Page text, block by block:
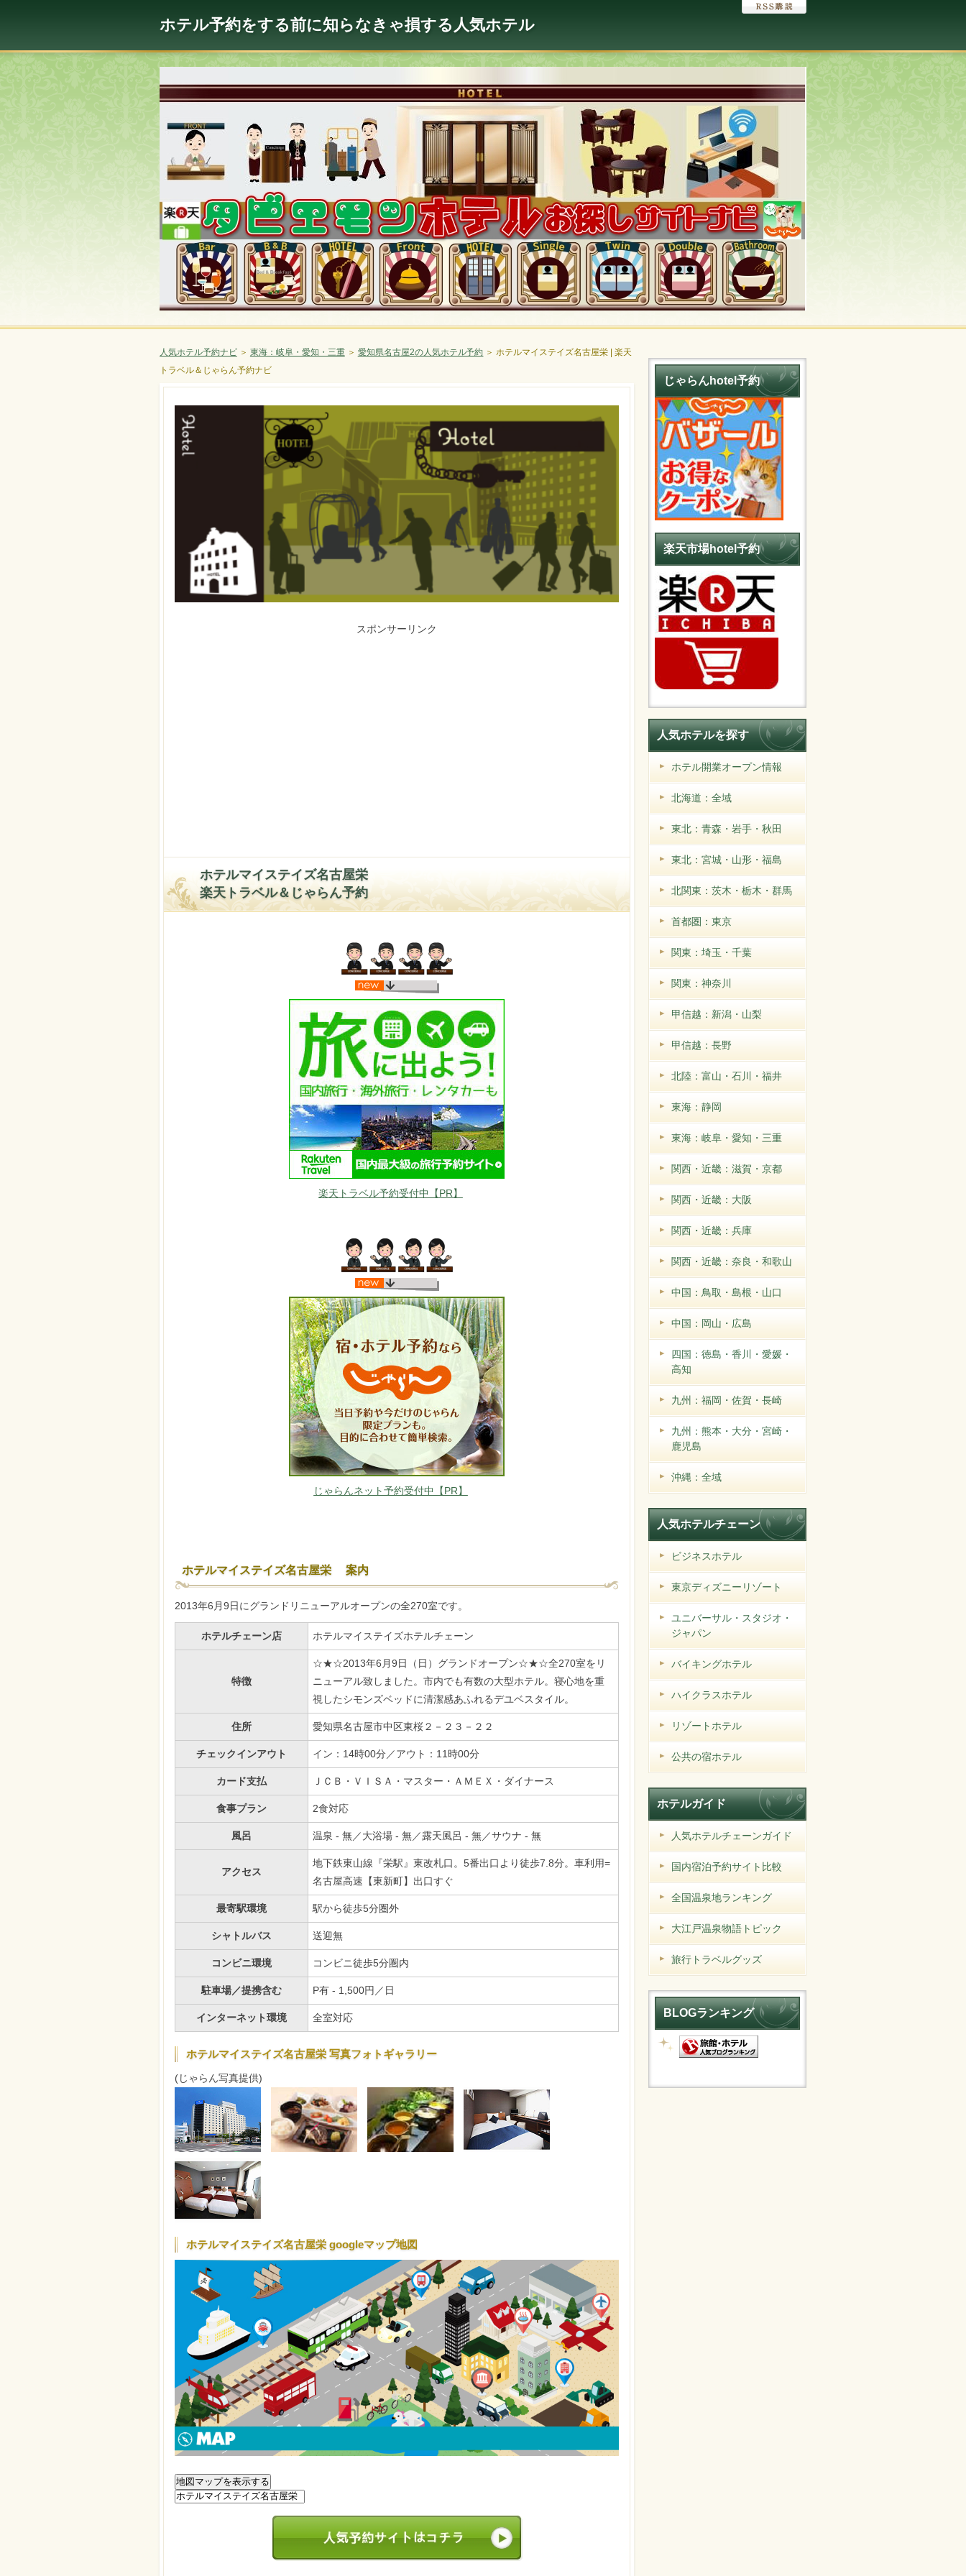
ホテル予約をする前に知らなきゃ損する人気ホテル
人気ホテル予約ナビ＞ 東海：岐阜・愛知・三重＞ 愛知県名古屋2の人気ホテル予約 ＞ホテルマイステイズ名古屋栄 | 楽天
トラベル＆じゃらん予約ナビ
スポンサーリンク
ホテルマイステイズ名古屋栄
楽天トラベル＆じゃらん予約
楽天トラベル予約受付中【PR】
じゃらんネット予約受付中【PR】
ホテルマイステイズ名古屋栄 案内
2013年6月9日にグランドリニューアルオープンの全270室です。
ホテルチェーン店 ホテルマイステイズホテルチェーン
特徴
☆★☆2013年6月9日（日）グランドオープン☆★☆全270室をリ
ニューアル致しました。市内でも有数の大型ホテル。寝心地を重
視したシモンズベッドに清潔感あふれるデユベスタイル。
住所 愛知県名古屋市中区東桜２－２３－２２
チェックインアウト イン：14時00分／アウト：11時00分
カード支払 ＪＣＢ・ＶＩＳＡ・マスター・ＡＭＥＸ・ダイナース
食事プラン 2食対応
風呂 温泉 - 無／大浴場 - 無／露天風呂 - 無／サウナ - 無
アクセス
地下鉄東山線『栄駅』東改札口。5番出口より徒歩7.8分。車利用=
名古屋高速【東新町】出口すぐ
最寄駅環境 駅から徒歩5分圏外
シャトルバス 送迎無
コンビニ環境 コンビニ徒歩5分圏内
駐車場／提携含む P有 - 1,500円／日
インターネット環境 全室対応
ホテルマイステイズ名古屋栄 写真フォトギャラリー
(じゃらん写真提供)
ホテルマイステイズ名古屋栄 googleマップ地図
じゃらんhotel予約
楽天市場hotel予約
人気ホテルを探す
ホテル開業オープン情報
北海道：全域
東北：青森・岩手・秋田
東北：宮城・山形・福島
北関東：茨木・栃木・群馬
首都圏：東京
関東：埼玉・千葉
関東：神奈川
甲信越：新潟・山梨
甲信越：長野
北陸：富山・石川・福井
東海：静岡
東海：岐阜・愛知・三重
関西・近畿：滋賀・京都
関西・近畿：大阪
関西・近畿：兵庫
関西・近畿：奈良・和歌山
中国：鳥取・島根・山口
中国：岡山・広島
四国：徳島・香川・愛媛・
高知
九州：福岡・佐賀・長崎
九州：熊本・大分・宮崎・
鹿児島
沖縄：全域
人気ホテルチェーン
ビジネスホテル
東京ディズニーリゾート
ユニバーサル・スタジオ・
ジャパン
バイキングホテル
ハイクラスホテル
リゾートホテル
公共の宿ホテル
ホテルガイド
人気ホテルチェーンガイド
国内宿泊予約サイト比較
全国温泉地ランキング
大江戸温泉物語トピック
旅行トラベルグッズ
BLOGランキング